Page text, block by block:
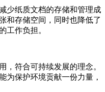
少纸质文档的存储和管理成
和存储空间，同时也降低了
工作负担。
，符合可持续发展的理念。
为保护环境贡献一份力量，